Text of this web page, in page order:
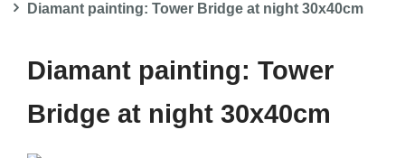
Diamant painting: Tower Bridge at night 30x40cm
Diamant painting: Tower
Bridge at night 30x40cm